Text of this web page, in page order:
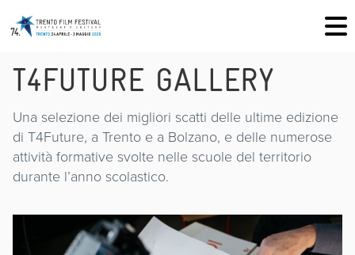
T4FUTURE GALLERY
Una selezione dei migliori scatti delle ultime edizione
di T4Future, a Trento e a Bolzano, e delle numerose
attività formative svolte nelle scuole del territorio
durante l’anno scolastico.